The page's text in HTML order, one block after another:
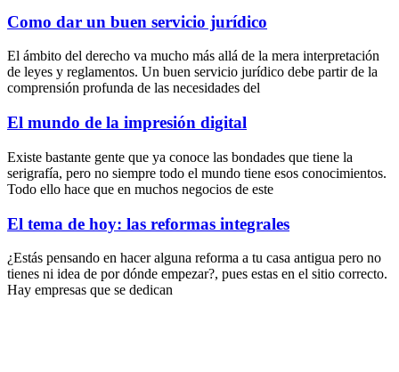
Como dar un buen servicio jurídico
El ámbito del derecho va mucho más allá de la mera interpretación
de leyes y reglamentos. Un buen servicio jurídico debe partir de la
comprensión profunda de las necesidades del
El mundo de la impresión digital
Existe bastante gente que ya conoce las bondades que tiene la
serigrafía, pero no siempre todo el mundo tiene esos conocimientos.
Todo ello hace que en muchos negocios de este
El tema de hoy: las reformas integrales
¿Estás pensando en hacer alguna reforma a tu casa antigua pero no
tienes ni idea de por dónde empezar?, pues estas en el sitio correcto.
Hay empresas que se dedican